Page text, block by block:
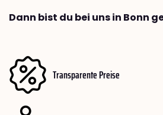
Dann bist du bei uns in Bonn
Transparente Preise